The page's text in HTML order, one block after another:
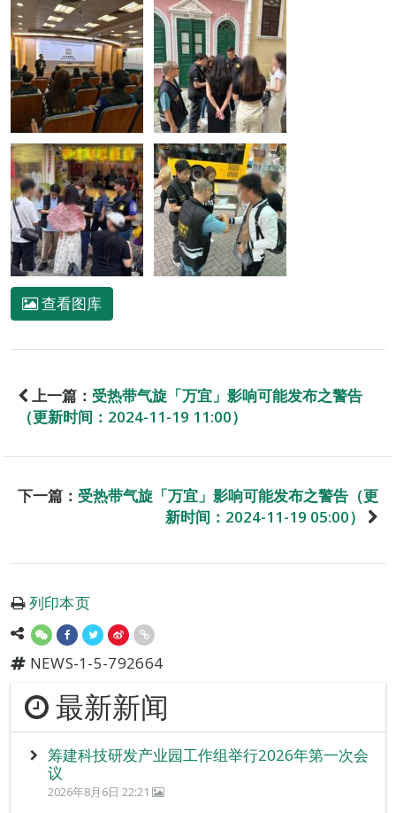
查看图库
上一篇： 受热带气旋「万宜」影响可能发布之警告
（更新时间：2024-11-19 11:00）
下一篇： 受热带气旋「万宜」影响可能发布之警告（更
新时间：2024-11-19 05:00）
列印本页
NEWS-1-5-792664
最新新闻
筹建科技研发产业园工作组举行2026年第一次会
议
2026年8月6日 22:21